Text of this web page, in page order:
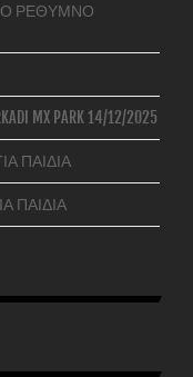
ΡΈΘΥΜΝΟ
MX PARK 14/12/2025
ΠΑΙΔΙΆ
ΠΑΙΔΙΆ